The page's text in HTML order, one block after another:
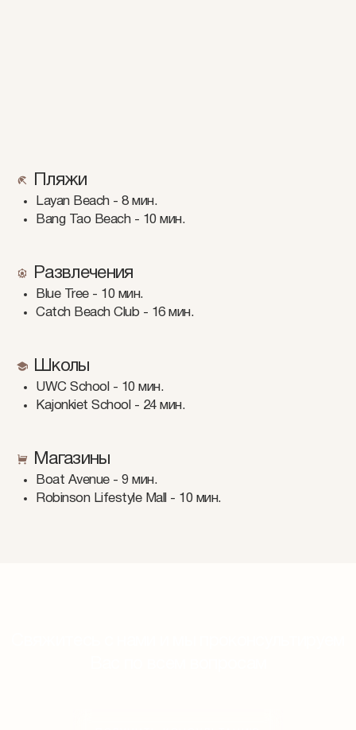
Пляжи
Layan Beach - 8 мин.
Bang Tao Beach - 10 мин.
Развлечения
Blue Tree - 10 мин.
Catch Beach Club - 16 мин.
Школы
UWC School - 10 мин.
Kajonkiet School - 24 мин.
Магазины
Boat Avenue - 9 мин.
Robinson Lifestyle Mall - 10 мин.